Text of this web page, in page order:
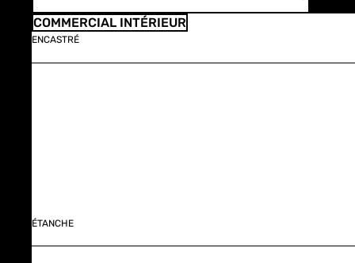
COMMERCIAL INTÉRIEUR
ENCASTRÉ
ÉTANCHE